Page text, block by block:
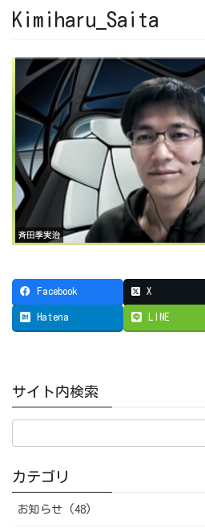
Kimiharu_Saita
Facebook X
Hatena LINE
サイト内検索
カテゴリ
お知らせ (48)